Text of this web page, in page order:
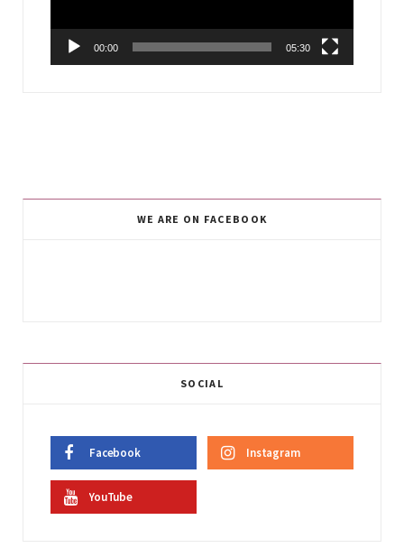
00:00 05:30
WE ARE ON FACEBOOK
SOCIAL
Facebook Instagram
YouTube